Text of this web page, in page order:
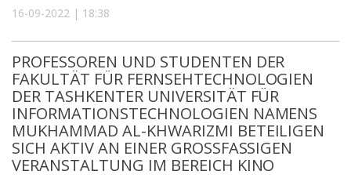
16-09-2022 | 18:38
PROFESSOREN UND STUDENTEN DER
FAKULTÄT FÜR FERNSEHTECHNOLOGIEN
DER TASHKENTER UNIVERSITÄT FÜR
INFORMATIONSTECHNOLOGIEN NAMENS
MUKHAMMAD AL-KHWARIZMI BETEILIGEN
SICH AKTIV AN EINER GROSSFASSIGEN
VERANSTALTUNG IM BEREICH KINO